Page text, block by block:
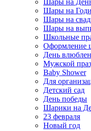
Шары на
Шары на
Шары на
Шары на
Школьные
Оформление
День
Мужской
Baby Shower
Для
Детский сад
День победы
Шарики на
23 февраля
Новый год